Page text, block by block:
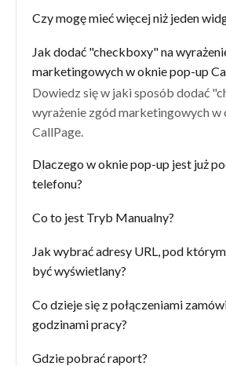
Czy mogę mieć więcej niż jeden
Jak dodać "checkboxy" na
marketingowych w oknie pop-up
Dowiedz się w jaki sposób dodać
wyrażenie zgód marketingowych w
CallPage.
Dlaczego w oknie pop-up jest już
telefonu?
Co to jest Tryb Manualny?
Jak wybrać adresy URL, pod
być wyświetlany?
Co dzieje się z połączeniami
godzinami pracy?
Gdzie pobrać raport?